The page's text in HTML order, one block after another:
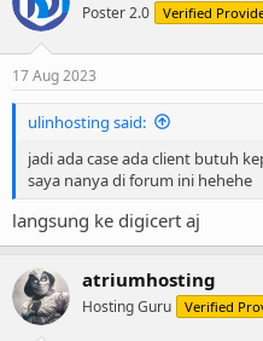
Poster 2.0 Verified
17 Aug 2023
ulinhosting said:
jadi ada case ada client butuh
saya nanya di forum ini hehehe
langsung ke digicert aj
atriumhosting
Hosting Guru Verified